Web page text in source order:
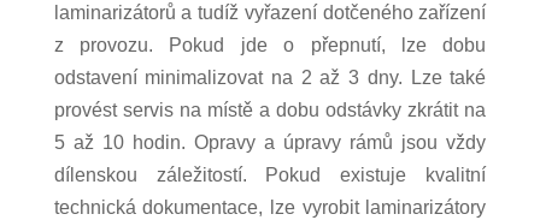
laminarizátorů a tudíž vyřazení dotčeného zařízení
z provozu. Pokud jde o přepnutí, lze dobu
odstavení minimalizovat na 2 až 3 dny. Lze také
provést servis na místě a dobu odstávky zkrátit na
5 až 10 hodin. Opravy a úpravy rámů jsou vždy
dílenskou záležitostí. Pokud existuje kvalitní
technická dokumentace, lze vyrobit laminarizátory